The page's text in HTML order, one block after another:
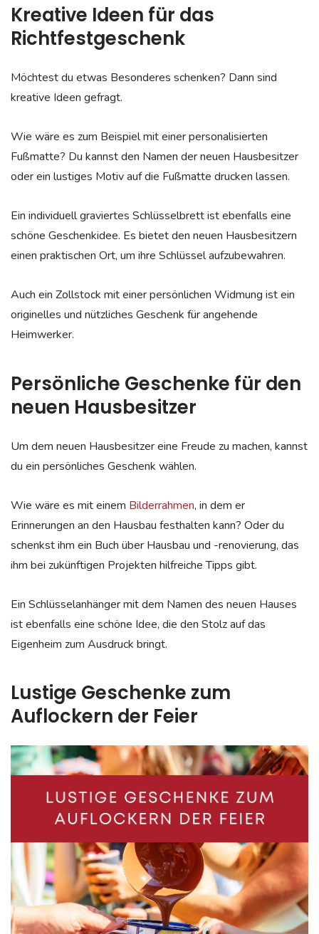
Kreative Ideen für das
Richtfestgeschenk
Möchtest du etwas Besonderes schenken? Dann sind
kreative Ideen gefragt.
Wie wäre es zum Beispiel mit einer personalisierten
Fußmatte? Du kannst den Namen der neuen Hausbesitzer
oder ein lustiges Motiv auf die Fußmatte drucken lassen.
Ein individuell graviertes Schlüsselbrett ist ebenfalls eine
schöne Geschenkidee. Es bietet den neuen Hausbesitzern
einen praktischen Ort, um ihre Schlüssel aufzubewahren.
Auch ein Zollstock mit einer persönlichen Widmung ist ein
originelles und nützliches Geschenk für angehende
Heimwerker.
Persönliche Geschenke für den
neuen Hausbesitzer
Um dem neuen Hausbesitzer eine Freude zu machen, kannst
du ein persönliches Geschenk wählen.
Wie wäre es mit einem Bilderrahmen, in dem er
Erinnerungen an den Hausbau festhalten kann? Oder du
schenkst ihm ein Buch über Hausbau und -renovierung, das
ihm bei zukünftigen Projekten hilfreiche Tipps gibt.
Ein Schlüsselanhänger mit dem Namen des neuen Hauses
ist ebenfalls eine schöne Idee, die den Stolz auf das
Eigenheim zum Ausdruck bringt.
Lustige Geschenke zum
Auflockern der Feier